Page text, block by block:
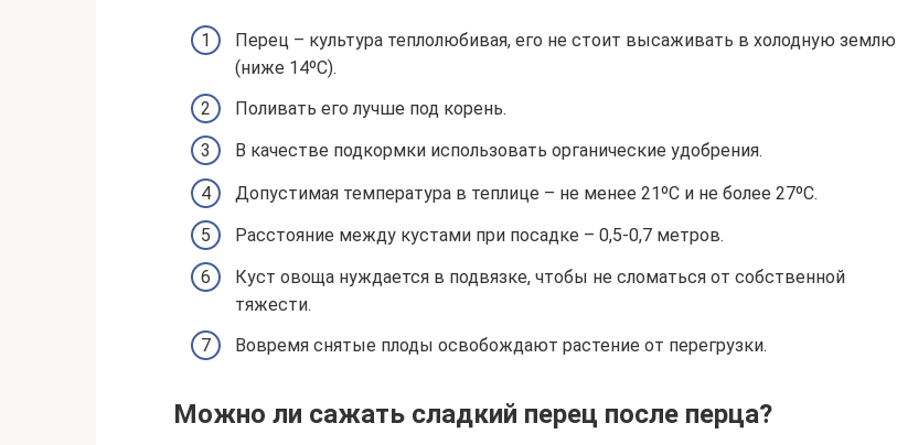
Перец – культура теплолюбивая, его не стоит высаживать в холодную землю
(ниже 14ºС).
Поливать его лучше под корень.
В качестве подкормки использовать органические удобрения.
Допустимая температура в теплице – не менее 21ºС и не более 27ºС.
Расстояние между кустами при посадке – 0,5-0,7 метров.
Куст овоща нуждается в подвязке, чтобы не сломаться от собственной
тяжести.
Вовремя снятые плоды освобождают растение от перегрузки.
Можно ли сажать сладкий перец после перца?